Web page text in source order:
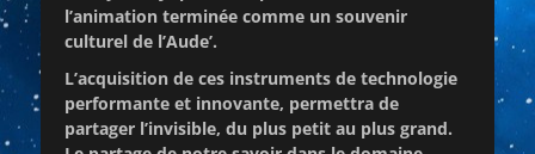
l’animation terminée comme un souvenir
culturel de l’Aude’.
L’acquisition de ces instruments de technologie
performante et innovante, permettra de
partager l’invisible, du plus petit au plus grand.